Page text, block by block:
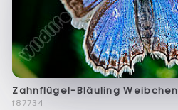
Zahnflügel-Bläuling Weibchen
f87734